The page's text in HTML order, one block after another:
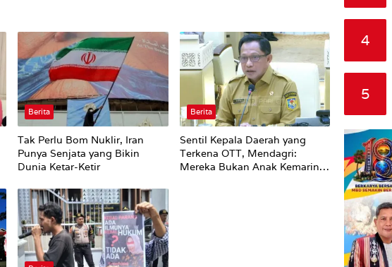
Berita
Tak Perlu Bom Nuklir, Iran
Punya Senjata yang Bikin
Dunia Ketar-Ketir
Berita
Sentil Kepala Daerah yang
Terkena OTT, Mendagri:
Mereka Bukan Anak Kemarin
4
5